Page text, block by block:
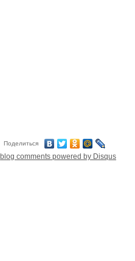
Поделиться
blog comments powered by Disqus